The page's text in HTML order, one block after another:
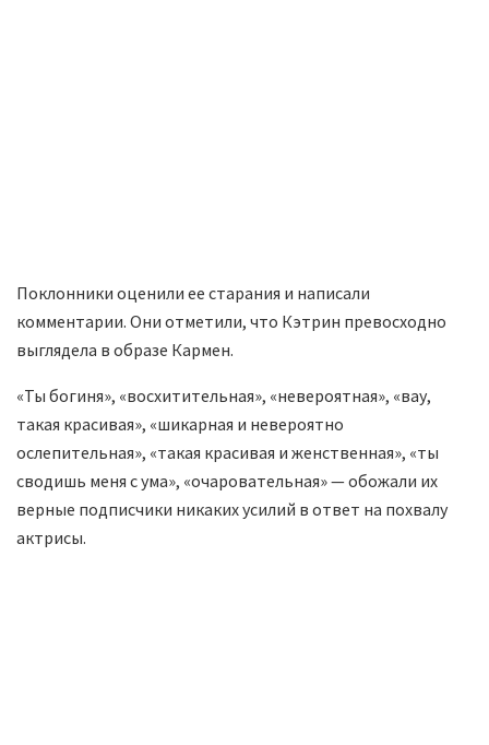
Поклонники оценили ее старания и написали
комментарии. Они отметили, что Кэтрин превосходно
выглядела в образе Кармен.
«Ты богиня», «восхитительная», «невероятная», «вау,
такая красивая», «шикарная и невероятно
ослепительная», «такая красивая и женственная», «ты
сводишь меня с ума», «очаровательная» — обожали их
верные подписчики никаких усилий в ответ на похвалу
актрисы.